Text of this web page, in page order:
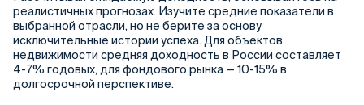
реалистичных прогнозах. Изучите средние показатели в
выбранной отрасли, но не берите за основу
исключительные истории успеха. Для объектов
недвижимости средняя доходность в России составляет
4-7% годовых, для фондового рынка — 10-15% в
долгосрочной перспективе.